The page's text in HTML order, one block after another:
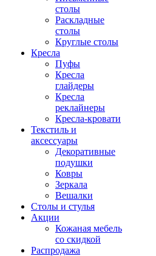
столы
Раскладные
столы
Круглые столы
Кресла
Пуфы
Кресла
глайдеры
Кресла
реклайнеры
Кресла-кровати
Текстиль и
аксессуары
Декоративные
подушки
Ковры
Зеркала
Вешалки
Столы и стулья
Акции
Кожаная мебель
со скидкой
Распродажа